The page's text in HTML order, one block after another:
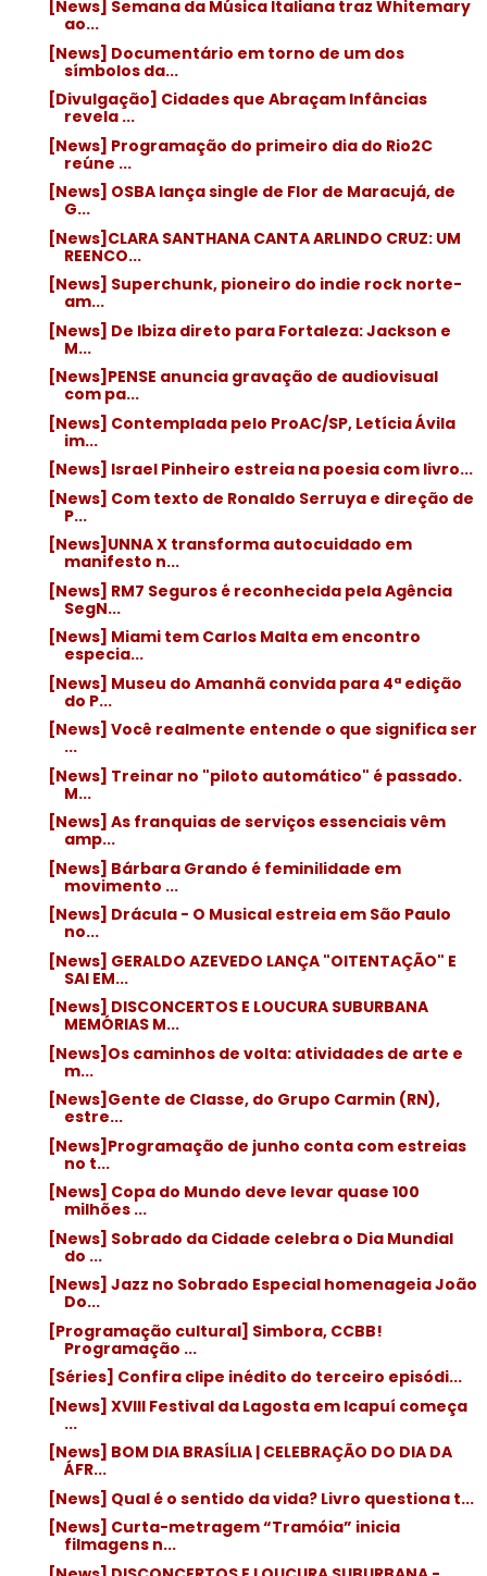
[News] Semana da Música Italiana traz Whitemary
ao...
[News] Documentário em torno de um dos
símbolos da...
[Divulgação] Cidades que Abraçam Infâncias
revela ...
[News] Programação do primeiro dia do Rio2C
reúne ...
[News] OSBA lança single de Flor de Maracujá, de
G...
[News]CLARA SANTHANA CANTA ARLINDO CRUZ: UM
REENCO...
[News] Superchunk, pioneiro do indie rock norte-
am...
[News] De Ibiza direto para Fortaleza: Jackson e
M...
[News]PENSE anuncia gravação de audiovisual
com pa...
[News] Contemplada pelo ProAC/SP, Letícia Ávila
im...
[News] Israel Pinheiro estreia na poesia com livro...
[News] Com texto de Ronaldo Serruya e direção de
P...
[News]UNNA X transforma autocuidado em
manifesto n...
[News] RM7 Seguros é reconhecida pela Agência
SegN...
[News] Miami tem Carlos Malta em encontro
especia...
[News] Museu do Amanhã convida para 4ª edição
do P...
[News] Você realmente entende o que significa ser
...
[News] Treinar no "piloto automático" é passado.
M...
[News] As franquias de serviços essenciais vêm
amp...
[News] Bárbara Grando é feminilidade em
movimento ...
[News] Drácula - O Musical estreia em São Paulo
no...
[News] GERALDO AZEVEDO LANÇA "OITENTAÇÃO" E
SAI EM...
[News] DISCONCERTOS E LOUCURA SUBURBANA
MEMÓRIAS M...
[News]Os caminhos de volta: atividades de arte e
m...
[News]Gente de Classe, do Grupo Carmin (RN),
estre...
[News]Programação de junho conta com estreias
no t...
[News] Copa do Mundo deve levar quase 100
milhões ...
[News] Sobrado da Cidade celebra o Dia Mundial
do ...
[News] Jazz no Sobrado Especial homenageia João
Do...
[Programação cultural] Simbora, CCBB!
Programação ...
[Séries] Confira clipe inédito do terceiro episódi...
[News] XVIII Festival da Lagosta em Icapuí começa
...
[News] BOM DIA BRASÍLIA | CELEBRAÇÃO DO DIA DA
ÁFR...
[News] Qual é o sentido da vida? Livro questiona t...
[News] Curta-metragem “Tramóia” inicia
filmagens n...